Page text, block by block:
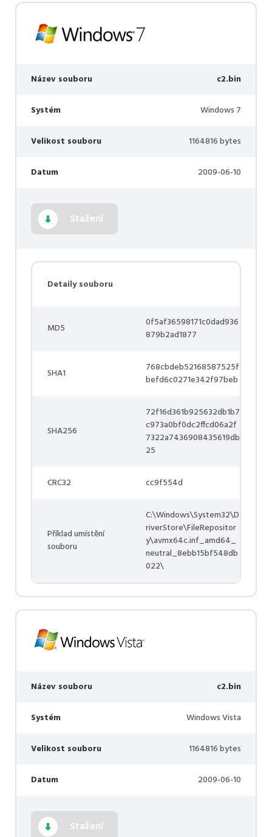
Název souboru c2.bin
Systém Windows 7
Velikost souboru 1164816 bytes
Datum 2009-06-10
Stažení
Detaily souboru
MD5
0f5af36598171c0dad936
879b2ad1877
SHA1
768cbdeb52168587525f
befd6c0271e342f97beb
SHA256
72f16d361b925632db1b7
c973a0bf0dc2ffcd06a2f
7322a7436908435619db
25
CRC32 cc9f554d
Příklad umístění
souboru
C:\Windows\System32\D
riverStore\FileRepositor
y\avmx64c.inf_amd64_
neutral_8ebb15bf548db
022\
Název souboru c2.bin
Systém Windows Vista
Velikost souboru 1164816 bytes
Datum 2009-06-10
Stažení